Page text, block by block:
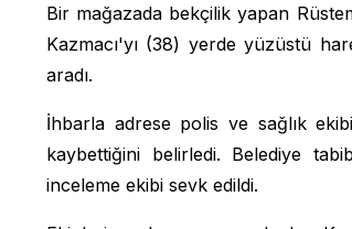
Bir mağazada bekçilik yapan
Kazmacı'yı (38) yerde yüzüstü
aradı.
İhbarla adrese polis ve sağlık
kaybettiğini belirledi. Belediye
inceleme ekibi sevk edildi.